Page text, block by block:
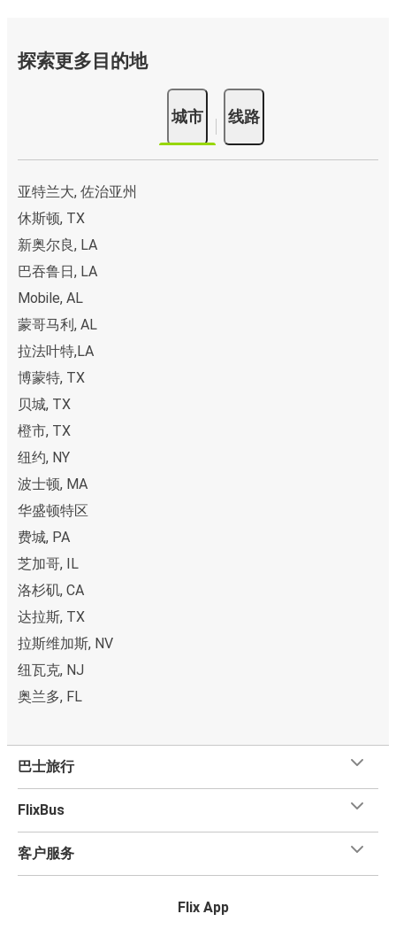
探索更多目的地
城市 线路
亚特兰大, 佐治亚州
休斯顿, TX
新奥尔良, LA
巴吞鲁日, LA
Mobile, AL
蒙哥马利, AL
拉法叶特,LA
博蒙特, TX
贝城, TX
橙市, TX
纽约, NY
波士顿, MA
华盛顿特区
费城, PA
芝加哥, IL
洛杉矶, CA
达拉斯, TX
拉斯维加斯, NV
纽瓦克, NJ
奥兰多, FL
巴士旅行
FlixBus
客户服务
Flix App